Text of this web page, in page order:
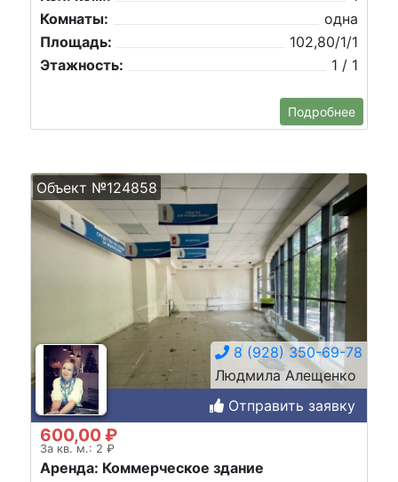
Комнаты:
одна
Площадь:
102,80/1/1
Этажность:
1 / 1
Подробнее
Объект №124858
8 (928) 350-69-78
Людмила Алещенко
Отправить заявку
600,00 ₽
За кв. м.: 2 ₽
Аренда: Коммерческое здание